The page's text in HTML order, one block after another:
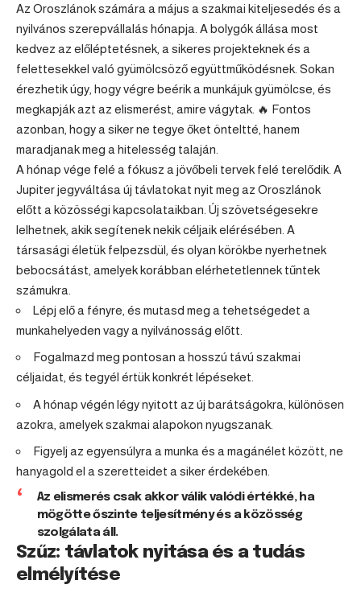
Az Oroszlánok számára a május a szakmai kiteljesedés és a
nyilvános szerepvállalás hónapja. A bolygók állása most
kedvez az előléptetésnek, a sikeres projekteknek és a
felettesekkel való gyümölcsöző együttműködésnek. Sokan
érezhetik úgy, hogy végre beérik a munkájuk gyümölcse, és
megkapják azt az elismerést, amire vágytak. 🔥 Fontos
azonban, hogy a siker ne tegye őket önteltté, hanem
maradjanak meg a hitelesség talaján.
A hónap vége felé a fókusz a jövőbeli tervek felé terelődik. A
Jupiter jegyváltása új távlatokat nyit meg az Oroszlánok
előtt a közösségi kapcsolataikban. Új szövetségesekre
lelhetnek, akik segítenek nekik céljaik elérésében. A
társasági életük felpezsdül, és olyan körökbe nyerhetnek
bebocsátást, amelyek korábban elérhetetlennek tűntek
számukra.
Lépj elő a fényre, és mutasd meg a tehetségedet a
munkahelyeden vagy a nyilvánosság előtt.
Fogalmazd meg pontosan a hosszú távú szakmai
céljaidat, és tegyél értük konkrét lépéseket.
A hónap végén légy nyitott az új barátságokra, különösen
azokra, amelyek szakmai alapokon nyugszanak.
Figyelj az egyensúlyra a munka és a magánélet között, ne
hanyagold el a szeretteidet a siker érdekében.
Az elismerés csak akkor válik valódi értékké, ha
mögötte őszinte teljesítmény és a közösség
szolgálata áll.
Szűz: távlatok nyitása és a tudás
elmélyítése